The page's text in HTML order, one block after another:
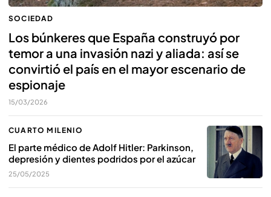
SOCIEDAD
Los búnkeres que España construyó por
temor a una invasión nazi y aliada: así se
convirtió el país en el mayor escenario de
espionaje
15/03/2026
CUARTO MILENIO
El parte médico de Adolf Hitler: Parkinson,
depresión y dientes podridos por el azúcar
25/05/2025